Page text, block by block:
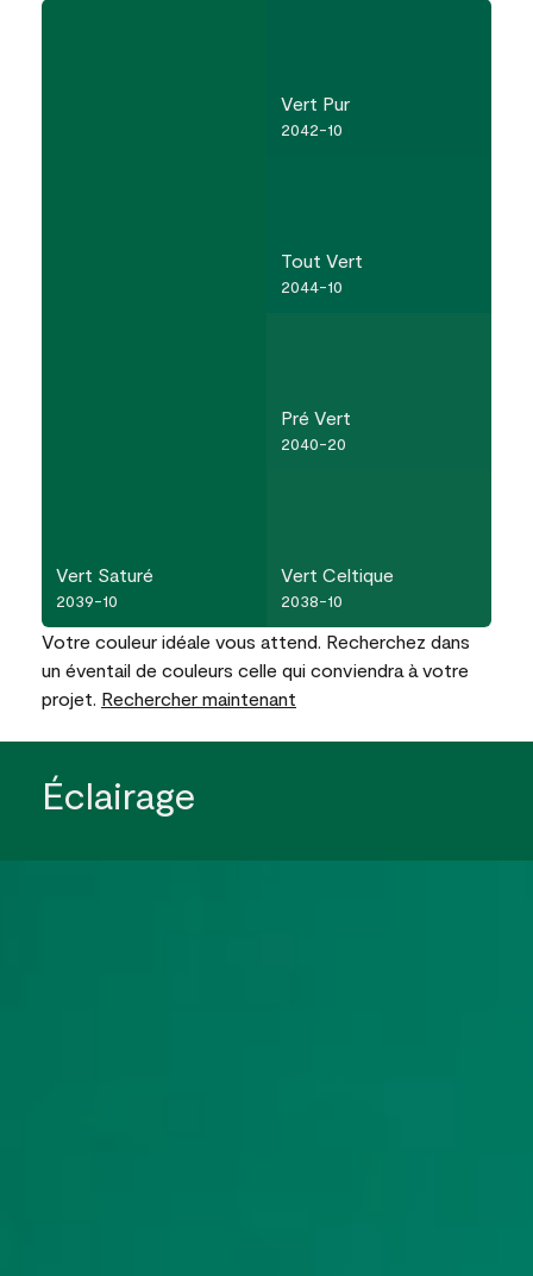
Vert Saturé
2039-10
Vert Pur
2042-10
Tout Vert
2044-10
Pré Vert
2040-20
Vert Celtique
2038-10
Votre couleur idéale vous attend. Recherchez dans
un éventail de couleurs celle qui conviendra à votre
projet. Rechercher maintenant
Éclairage